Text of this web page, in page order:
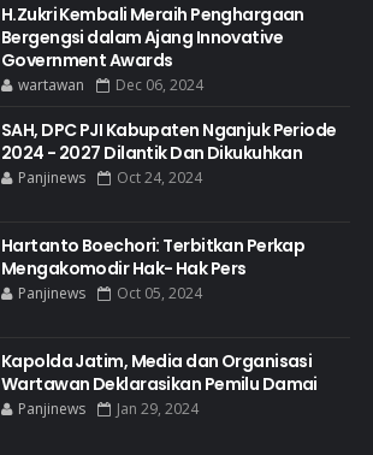
H.Zukri Kembali Meraih Penghargaan
Bergengsi dalam Ajang Innovative
Government Awards
wartawan Dec 06, 2024
SAH, DPC PJI Kabupaten Nganjuk Periode
2024 - 2027 Dilantik Dan Dikukuhkan
Panjinews Oct 24, 2024
Hartanto Boechori: Terbitkan Perkap
Mengakomodir Hak- Hak Pers
Panjinews Oct 05, 2024
Kapolda Jatim, Media dan Organisasi
Wartawan Deklarasikan Pemilu Damai
Panjinews Jan 29, 2024